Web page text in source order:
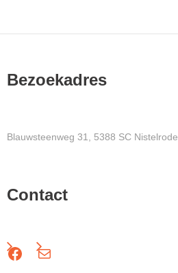
Bezoekadres
Blauwsteenweg 31, 5388 SC Nistelrode
Contact
Facebook